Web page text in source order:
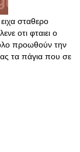
σταθερο
οτι φταιει ο
προωθούν την
τα πάγια που σε